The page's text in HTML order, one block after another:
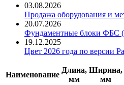
03.08.2026
Продажа оборудования и
20.07.2026
Фундаментные блоки ФБС
19.12.2025
Цвет 2026 года по версии
Наименование
Длина,
мм
Ширина,
мм